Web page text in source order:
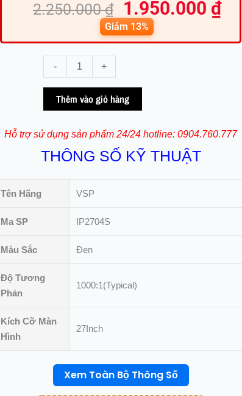
2.250.000₫
gốc
là:
2.250.000 ₫.
1.950.000 ₫
Giảm 13%
hiện
tại
là:
-
hình
VSP
IP2704S
(27inch
/
số
+
Thêm vào giỏ hàng
Hỗ trợ sử dụng sản phẩm 24/24 hotline: 0904.760.777
THÔNG SỐ KỸ THUẬT
Tên Hãng VSP
Ma SP IP2704S
Màu Sắc Đen
Độ Tương
Phản
1000:1(Typical)
Kích Cỡ Màn
Hình
27Inch
Xem Toàn Bộ Thông Số